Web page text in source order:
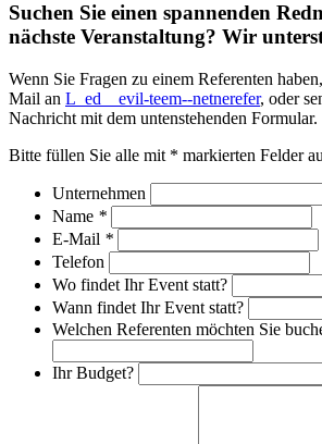
Suchen Sie einen spannenden
nächste Veranstaltung? Wir
Wenn Sie Fragen zu einem Referenten
Mail an L_ed__evil-teem--netnerefer, oder
Nachricht mit dem untenstehenden Formular.
Bitte füllen Sie alle mit * markierten Felder
Unternehmen
Name *
E-Mail *
Telefon
Wo findet Ihr Event statt?
Wann findet Ihr Event statt?
Welchen Referenten möchten Sie
Ihr Budget?